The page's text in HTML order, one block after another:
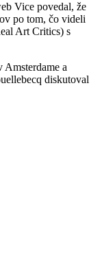
Vice povedal, že
po tom, čo videli
Art Critics) s
a
diskutoval